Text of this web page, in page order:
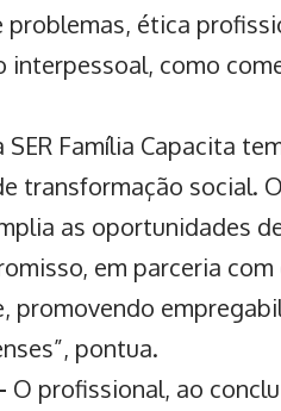
problemas, ética
interpessoal, como
SER Família Capacita
transformação social.
as oportunidades
em parceria
promovendo
pontua.
O profissional, ao